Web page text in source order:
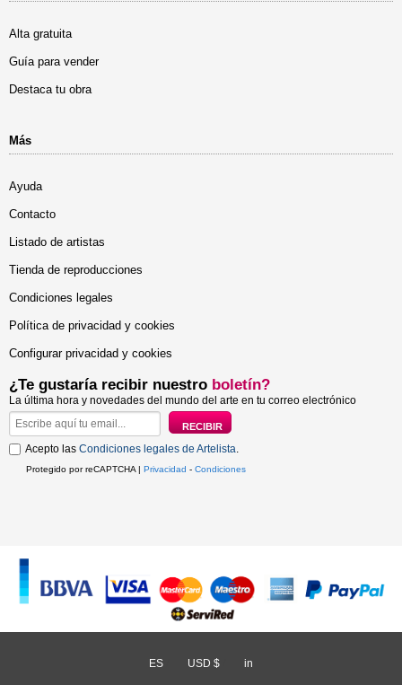
Alta gratuita
Guía para vender
Destaca tu obra
Más
Ayuda
Contacto
Listado de artistas
Tienda de reproducciones
Condiciones legales
Política de privacidad y cookies
Configurar privacidad y cookies
¿Te gustaría recibir nuestro boletín?
La última hora y novedades del mundo del arte en tu correo electrónico
Acepto las Condiciones legales de Artelista.
Protegido por reCAPTCHA | Privacidad - Condiciones
ES USD $ in